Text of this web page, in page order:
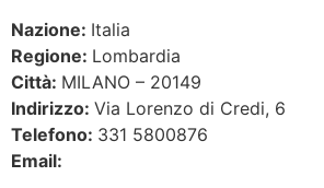
Nazione: Italia
Regione: Lombardia
Città: MILANO – 20149
Indirizzo: Via Lorenzo di Credi, 6
Telefono: 331 5800876
Email: